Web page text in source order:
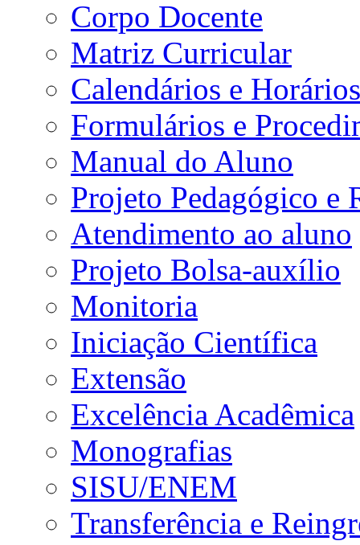
Corpo Docente
Matriz Curricular
Calendários e Horários
Formulários e
Manual do Aluno
Projeto Pedagógico e
Atendimento ao aluno
Projeto Bolsa-auxílio
Monitoria
Iniciação Científica
Extensão
Excelência Acadêmica
Monografias
SISU/ENEM
Transferência e